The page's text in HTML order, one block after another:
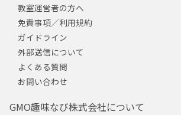
教室運営者の方へ
免責事項／利用規約
ガイドライン
外部送信について
よくある質問
お問い合わせ
GMO趣味なび株式会社について